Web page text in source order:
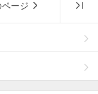
ページ